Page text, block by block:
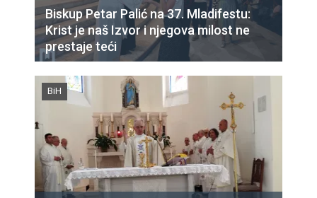
Biskup Petar Palić na 37. Mladifestu:
Krist je naš Izvor i njegova milost ne
prestaje teći
BiH